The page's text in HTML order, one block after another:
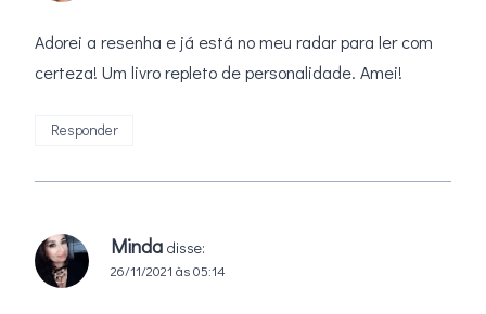
Adorei a resenha e já está no meu radar para ler com
certeza! Um livro repleto de personalidade. Amei!
Responder
Minda disse:
26/11/2021 às 05:14